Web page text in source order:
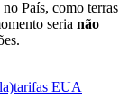
no País, como terras
seria não
tarifas EUA